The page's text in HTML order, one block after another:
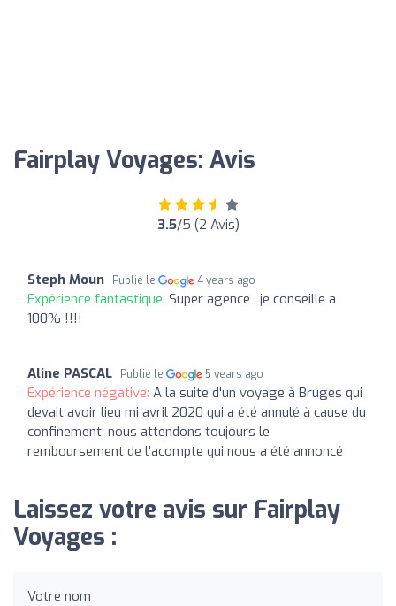
Fairplay Voyages: Avis
3.5/5 (2 Avis)
Steph Moun Publié le 4 years ago
Expérience fantastique: Super agence , je conseille a
100% !!!!
Aline PASCAL Publié le 5 years ago
Expérience négative: A la suite d'un voyage à Bruges qui
devait avoir lieu mi avril 2020 qui a été annulé à cause du
confinement, nous attendons toujours le
remboursement de l'acompte qui nous a été annoncé
Laissez votre avis sur Fairplay
Voyages :
Votre nom